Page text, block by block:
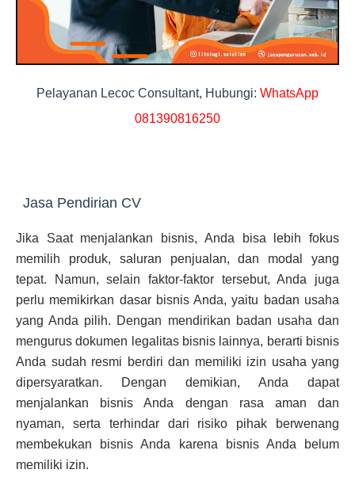
Pelayanan Lecoc Consultant, Hubungi: WhatsApp
081390816250
Jasa Pendirian CV
Jika Saat menjalankan bisnis, Anda bisa lebih fokus
memilih produk, saluran penjualan, dan modal yang
tepat. Namun, selain faktor-faktor tersebut, Anda juga
perlu memikirkan dasar bisnis Anda, yaitu badan usaha
yang Anda pilih. Dengan mendirikan badan usaha dan
mengurus dokumen legalitas bisnis lainnya, berarti bisnis
Anda sudah resmi berdiri dan memiliki izin usaha yang
dipersyaratkan. Dengan demikian, Anda dapat
menjalankan bisnis Anda dengan rasa aman dan
nyaman, serta terhindar dari risiko pihak berwenang
membekukan bisnis Anda karena bisnis Anda belum
memiliki izin.